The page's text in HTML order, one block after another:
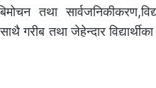
तथा
गरीब तथा जेहेन्दार